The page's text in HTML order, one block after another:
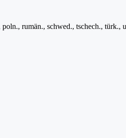
rumän., schwed., tschech., türk.,